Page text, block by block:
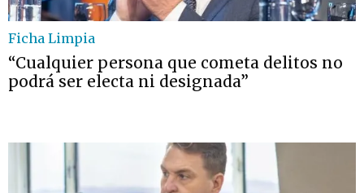
Ficha Limpia
“Cualquier persona que cometa delitos no
podrá ser electa ni designada”